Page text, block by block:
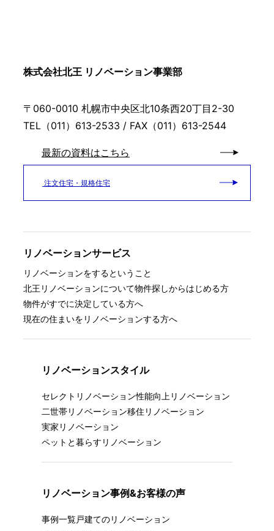
株式会社北王 リノベーション事業部
〒060-0010 札幌市中央区北10条西20丁目2-30
TEL（011）613-2533 / FAX（011）613-2544
最新の資料はこちら
注文住宅・規格住宅
リノベーションサービス
リノベーションをするということ
北王リノベーションについて物件探しからはじめる方
物件がすでに決定している方へ
現在の住まいをリノベーションする方へ
リノベーションスタイル
セレクトリノベーション性能向上リノベーション
二世帯リノベーション移住リノベーション
実家リノベーション
ペットと暮らすリノベーション
リノベーション事例&お客様の声
事例一覧戸建てのリノベーション